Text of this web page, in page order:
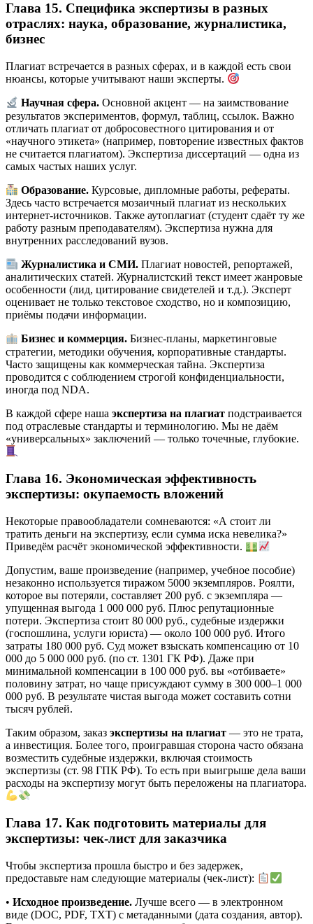
Глава 15. Специфика экспертизы в разных
отраслях: наука, образование, журналистика,
бизнес
Плагиат встречается в разных сферах, и в каждой есть свои
нюансы, которые учитывают наши эксперты.
Научная сфера. Основной акцент — на заимствование
результатов экспериментов, формул, таблиц, ссылок. Важно
отличать плагиат от добросовестного цитирования и от
«научного этикета» (например, повторение известных фактов
не считается плагиатом). Экспертиза диссертаций — одна из
самых частых наших услуг.
Образование. Курсовые, дипломные работы, рефераты.
Здесь часто встречается мозаичный плагиат из нескольких
интернет-источников. Также аутоплагиат (студент сдаёт ту же
работу разным преподавателям). Экспертиза нужна для
внутренних расследований вузов.
Журналистика и СМИ. Плагиат новостей, репортажей,
аналитических статей. Журналистский текст имеет жанровые
особенности (лид, цитирование свидетелей и т.д.). Эксперт
оценивает не только текстовое сходство, но и композицию,
приёмы подачи информации.
Бизнес и коммерция. Бизнес-планы, маркетинговые
стратегии, методики обучения, корпоративные стандарты.
Часто защищены как коммерческая тайна. Экспертиза
проводится с соблюдением строгой конфиденциальности,
иногда под NDA.
В каждой сфере наша экспертиза на плагиат подстраивается
под отраслевые стандарты и терминологию. Мы не даём
«универсальных» заключений — только точечные, глубокие.
Глава 16. Экономическая эффективность
экспертизы: окупаемость вложений
Некоторые правообладатели сомневаются: «А стоит ли
тратить деньги на экспертизу, если сумма иска невелика?»
Приведём расчёт экономической эффективности.
Допустим, ваше произведение (например, учебное пособие)
незаконно используется тиражом 5000 экземпляров. Роялти,
которое вы потеряли, составляет 200 руб. с экземпляра —
упущенная выгода 1 000 000 руб. Плюс репутационные
потери. Экспертиза стоит 80 000 руб., судебные издержки
(госпошлина, услуги юриста) — около 100 000 руб. Итого
затраты 180 000 руб. Суд может взыскать компенсацию от 10
000 до 5 000 000 руб. (по ст. 1301 ГК РФ). Даже при
минимальной компенсации в 100 000 руб. вы «отбиваете»
половину затрат, но чаще присуждают сумму в 300 000–1 000
000 руб. В результате чистая выгода может составить сотни
тысяч рублей.
Таким образом, заказ экспертизы на плагиат — это не трата,
а инвестиция. Более того, проигравшая сторона часто обязана
возместить судебные издержки, включая стоимость
экспертизы (ст. 98 ГПК РФ). То есть при выигрыше дела ваши
расходы на экспертизу могут быть переложены на плагиатора.
Глава 17. Как подготовить материалы для
экспертизы: чек-лист для заказчика
Чтобы экспертиза прошла быстро и без задержек,
предоставьте нам следующие материалы (чек-лист):
• Исходное произведение. Лучше всего — в электронном
виде (DOC, PDF, TXT) с метаданными (дата создания, автор).